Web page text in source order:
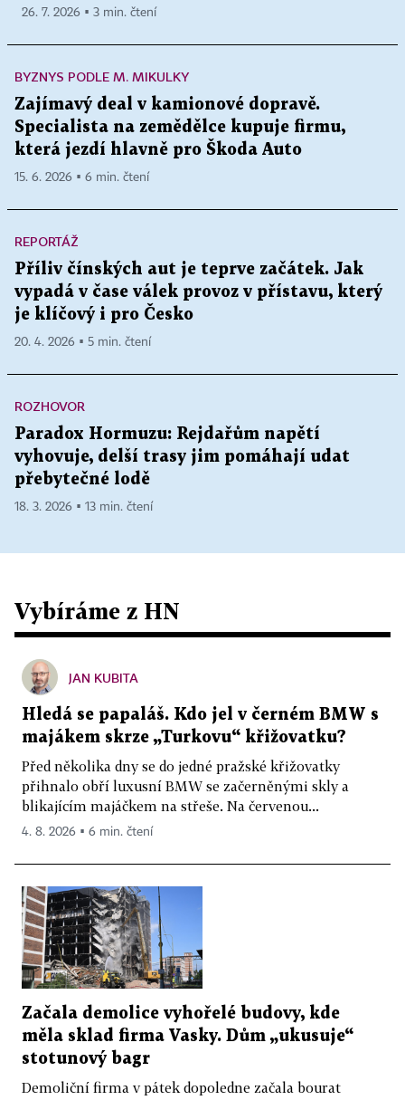
26. 7. 2026 ▪ 3 min. čtení
BYZNYS PODLE M. MIKULKY
Zajímavý deal v kamionové dopravě.
Specialista na zemědělce kupuje firmu,
která jezdí hlavně pro Škoda Auto
15. 6. 2026 ▪ 6 min. čtení
REPORTÁŽ
Příliv čínských aut je teprve začátek. Jak
vypadá v čase válek provoz v přístavu, který
je klíčový i pro Česko
20. 4. 2026 ▪ 5 min. čtení
ROZHOVOR
Paradox Hormuzu: Rejdařům napětí
vyhovuje, delší trasy jim pomáhají udat
přebytečné lodě
18. 3. 2026 ▪ 13 min. čtení
Vybíráme z HN
JAN KUBITA
Hledá se papaláš. Kdo jel v černém BMW s
majákem skrze „Turkovu“ křižovatku?
Před několika dny se do jedné pražské křižovatky
přihnalo obří luxusní BMW se začerněnými skly a
blikajícím majáčkem na střeše. Na červenou...
4. 8. 2026 ▪ 6 min. čtení
Začala demolice vyhořelé budovy, kde
měla sklad firma Vasky. Dům „ukusuje“
stotunový bagr
Demoliční firma v pátek dopoledne začala bourat